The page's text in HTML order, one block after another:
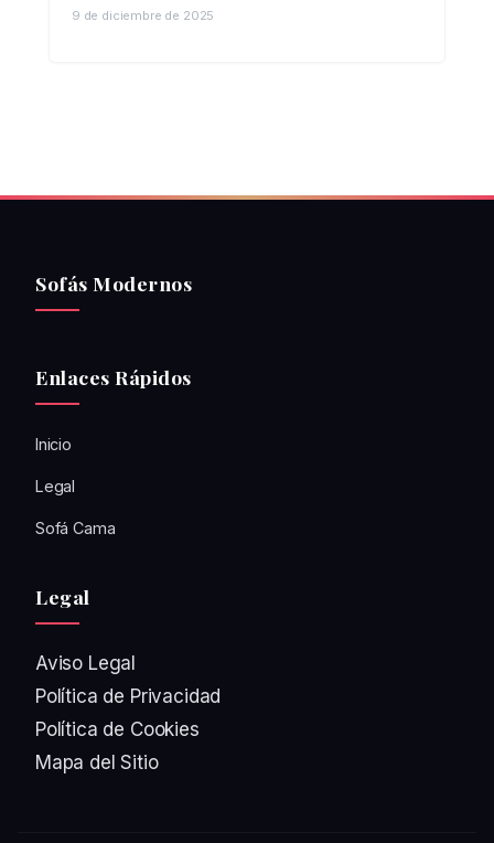
9 de diciembre de 2025
Sofás Modernos
Enlaces Rápidos
Inicio
Legal
Sofá Cama
Legal
Aviso Legal
Política de Privacidad
Política de Cookies
Mapa del Sitio